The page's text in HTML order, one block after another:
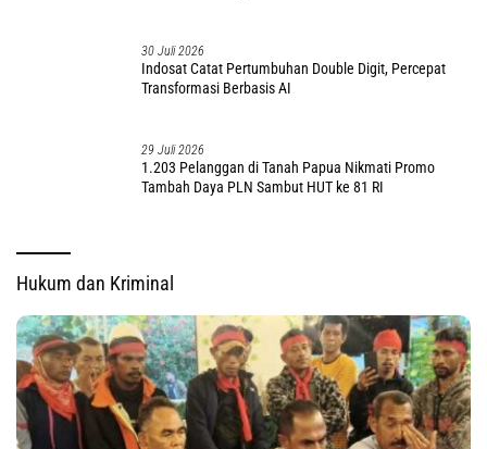
30 Juli 2026
Indosat Catat Pertumbuhan Double Digit, Percepat
Transformasi Berbasis AI
29 Juli 2026
1.203 Pelanggan di Tanah Papua Nikmati Promo
Tambah Daya PLN Sambut HUT ke 81 RI
Hukum dan Kriminal